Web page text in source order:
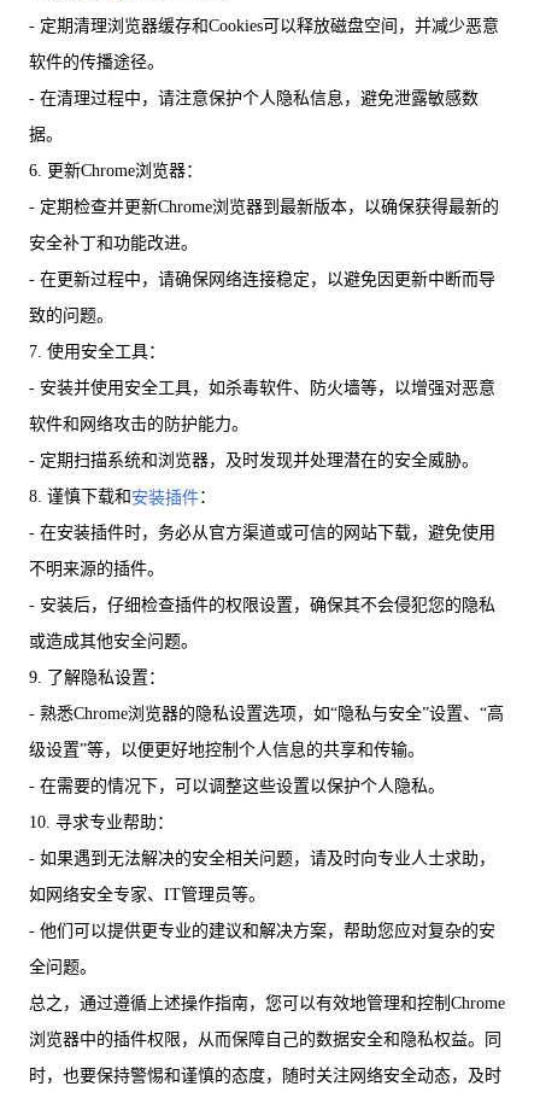
- 定期清理浏览器缓存和Cookies可以释放磁盘空间，并减少恶意
软件的传播途径。
- 在清理过程中，请注意保护个人隐私信息，避免泄露敏感数
据。
6. 更新Chrome浏览器：
- 定期检查并更新Chrome浏览器到最新版本，以确保获得最新的
安全补丁和功能改进。
- 在更新过程中，请确保网络连接稳定，以避免因更新中断而导
致的问题。
7. 使用安全工具：
- 安装并使用安全工具，如杀毒软件、防火墙等，以增强对恶意
软件和网络攻击的防护能力。
- 定期扫描系统和浏览器，及时发现并处理潜在的安全威胁。
8. 谨慎下载和安装插件：
- 在安装插件时，务必从官方渠道或可信的网站下载，避免使用
不明来源的插件。
- 安装后，仔细检查插件的权限设置，确保其不会侵犯您的隐私
或造成其他安全问题。
9. 了解隐私设置：
- 熟悉Chrome浏览器的隐私设置选项，如“隐私与安全”设置、“高
级设置”等，以便更好地控制个人信息的共享和传输。
- 在需要的情况下，可以调整这些设置以保护个人隐私。
10. 寻求专业帮助：
- 如果遇到无法解决的安全相关问题，请及时向专业人士求助，
如网络安全专家、IT管理员等。
- 他们可以提供更专业的建议和解决方案，帮助您应对复杂的安
全问题。
总之，通过遵循上述操作指南，您可以有效地管理和控制Chrome
浏览器中的插件权限，从而保障自己的数据安全和隐私权益。同
时，也要保持警惕和谨慎的态度，随时关注网络安全动态，及时